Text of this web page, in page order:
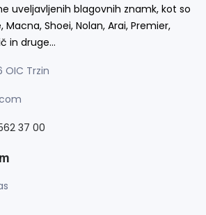
uveljavljenih blagovnih znamk, kot so
Macna, Shoei, Nolan, Arai, Premier,
in druge…
OIC Trzin
37 00